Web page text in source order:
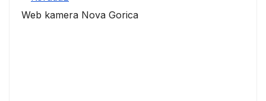
Web kamera Nova Gorica